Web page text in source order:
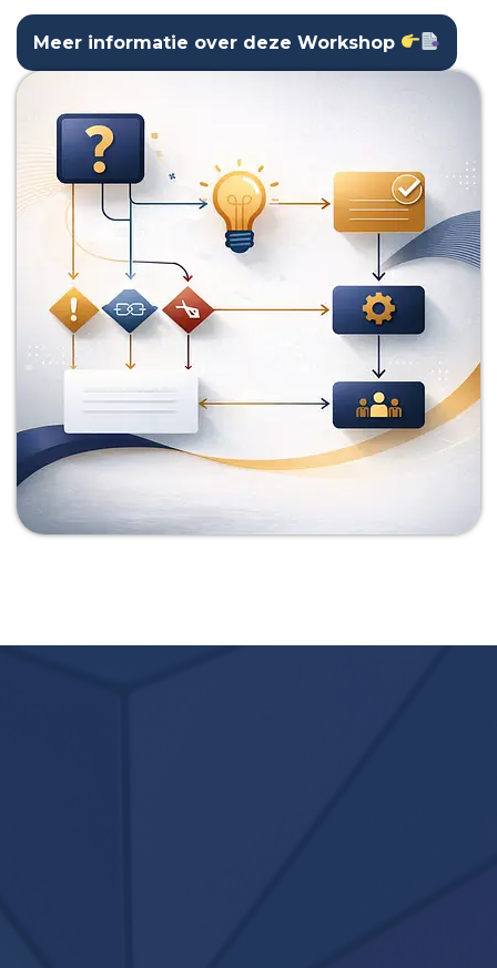
Meer informatie over deze Workshop